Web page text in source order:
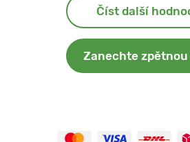
Číst další
Zanechte zpětnou